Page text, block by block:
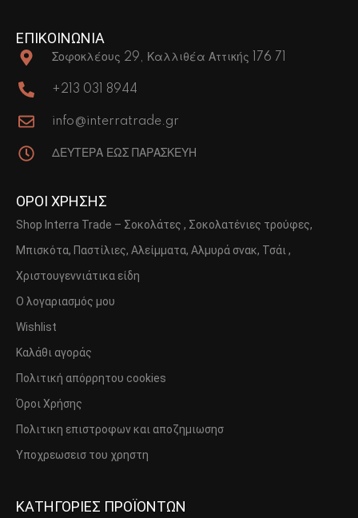
ΕΠΙΚΟΙΝΩΝΙΑ
Σοφοκλέους 29, Καλλιθέα Αττικής 176 71
+213 031 8944
info@interratrade.gr
ΔΕΥΤΕΡΑ ΕΩΣ ΠΑΡΑΣΚΕΥΗ
ΟΡΟΙ ΧΡΗΣΗΣ
Shop Interra Trade – Σοκολάτες , Σοκολατένιες τρούφες,
Μπισκότα, Παστίλιες, Αλείμματα, Αλμυρά σνακ, Τσάι ,
Χριστουγεννιάτικα είδη
Ο λογαριασμός μου
Wishlist
Καλάθι αγοράς
Πολιτική απόρρητου cookies
Όροι Χρήσης
Πολιτικη επιστροφων και αποζημιωσησ
Υποχρεωσεισ του χρηστη
ΚΑΤΗΓΟΡΙΕΣ ΠΡΟΪΟΝΤΩΝ